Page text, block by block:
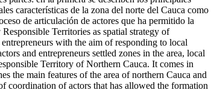
características de la zona del norte del Cauca como
de articulación de actores que ha permitido la
Territories as spatial strategy of
with the aim of responding to local
and entrepreneurs settled zones in the area, local
Territory of Northern Cauca. It comes in
the main features of the area of northern Cauca and
coordination of actors that has allowed the formation